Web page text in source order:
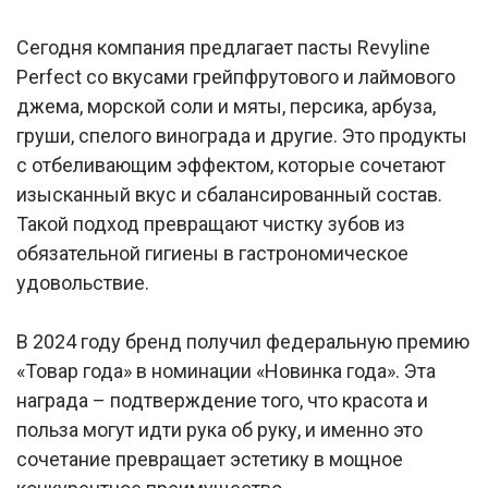
Сегодня компания предлагает пасты Revyline
Perfect со вкусами грейпфрутового и лаймового
джема, морской соли и мяты, персика, арбуза,
груши, спелого винограда и другие. Это продукты
с отбеливающим эффектом, которые сочетают
изысканный вкус и сбалансированный состав.
Такой подход превращают чистку зубов из
обязательной гигиены в гастрономическое
удовольствие.
В 2024 году бренд получил федеральную премию
«Товар года» в номинации «Новинка года». Эта
награда – подтверждение того, что красота и
польза могут идти рука об руку, и именно это
сочетание превращает эстетику в мощное